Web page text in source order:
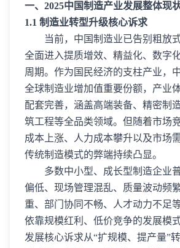
一、2025中国制造产业发展整体现
1.1 制造业转型升级核心诉求
当前，中国制造业已告别粗放
全面进入提质增效、精益化、数字
周期。作为国民经济的支柱产业，
全球制造业增加值重要份额，产业
配套完善，涵盖高端装备、精密制
筑工程等全品类领域。但随着市场
成本上涨、人力成本攀升以及市场
传统制造模式的弊端持续凸显。
多数中小型、成长型制造企业
偏低、现场管理混乱、质量波动频
重、部门协同不畅、人才动力不足
依靠规模红利、低价竞争的发展模
发展核心诉求从“扩规模、提产量”转